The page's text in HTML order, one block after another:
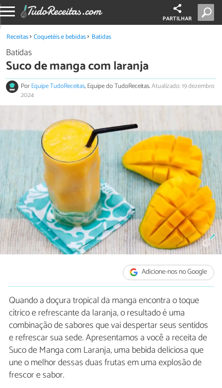
PARTILHAR
Receitas Coquetéis e bebidas Batidas
Batidas
Suco de manga com laranja
PorEquipe TudoReceitas, Equipe do TudoReceitas.Atualizado: 19 dezembro
2024
Adicione-nos no Google
Quando a doçura tropical da manga encontra o toque
cítrico e refrescante da laranja, o resultado é uma
combinação de sabores que vai despertar seus sentidos
e refrescar sua sede. Apresentamos a você a receita de
Suco de Manga com Laranja, uma bebida deliciosa que
une o melhor dessas duas frutas em uma explosão de
frescor e sabor.